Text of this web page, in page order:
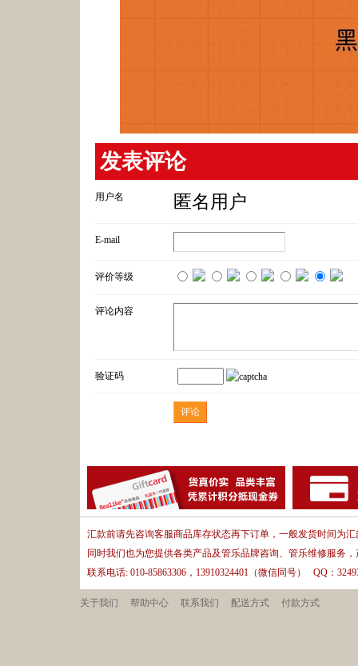
发表评论
用户名 匿名用户
E-mail
评价等级
评论内容
验证码
汇款前请先咨询客服商品库存状态再下订单，一般发货时间为汇
同时我们也为您提供各类产品及管乐品牌咨询、管乐维修服务
联系电话: 010-85863306，13910324401（微信同号） QQ：
关于我们 帮助中心 联系我们 配送方式 付款方式